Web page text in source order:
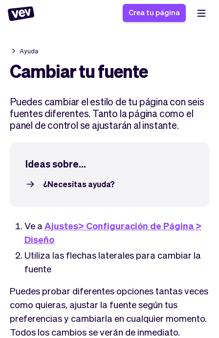
Software de gestión
para PYMES
Sistema POS
Software servicios de
campo
Formulario de registro
Sistema de pedidos
Software
programación de
Historias
Blogs
Ayuda
Impuestos
Checkout
Tickets
Marketing
Pagos
Diseño
Piloto automático
Clientes
Equipo
Crea tu página
Ayuda
Cambiar tu fuente
Puedes cambiar el estilo de tu página con seis
fuentes diferentes. Tanto la página como el
panel de control se ajustarán al instante.
Ideas sobre...
¿Necesitas ayuda?
Ve a Ajustes> Configuración de Página >
Diseño
Utiliza las flechas laterales para cambiar la
fuente
Puedes probar diferentes opciones tantas veces
como quieras, ajustar la fuente según tus
preferencias y cambiarla en cualquier momento.
Todos los cambios se verán de inmediato.